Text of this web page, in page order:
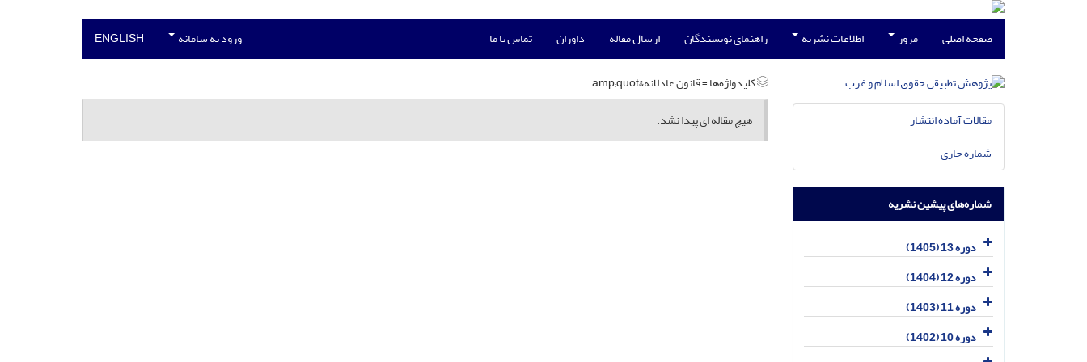
صفحه اصلی مرور اطلاعات نشریه راهنمای نویسندگان ارسال مقاله داوران تماس با ما ورود به سامانه ENGLISH
کلیدواژه‌ها =قانون عادلانه&amp;quot
هیچ مقاله ای پیدا نشد.
مقالات آماده انتشار
شماره جاری
شماره‌های پیشین نشریه
دوره 13 (1405)
دوره 12 (1404)
دوره 11 (1403)
دوره 10 (1402)